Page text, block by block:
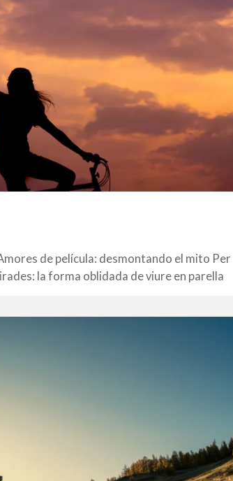
de película: desmontando el mito Per
la forma oblidada de viure en parella